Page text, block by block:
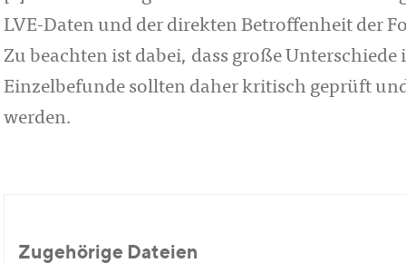
LVE-Daten und der direkten Betroffenheit der
Zu beachten ist dabei, dass große
Einzelbefunde sollten daher kritisch ge­prüft
werden.
Zugehörige Dateien